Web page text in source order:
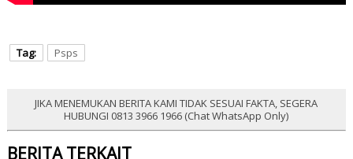
Tag: Psps
JIKA MENEMUKAN BERITA KAMI TIDAK SESUAI FAKTA, SEGERA
HUBUNGI 0813 3966 1966 (Chat WhatsApp Only)
BERITA TERKAIT